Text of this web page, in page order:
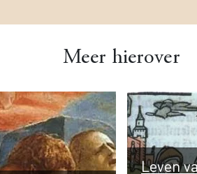
Meer hierover
Leven